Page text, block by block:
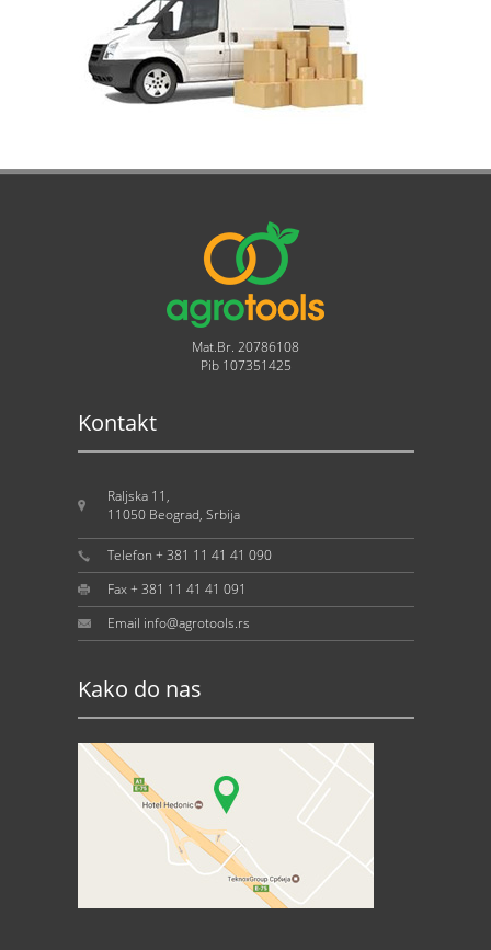
Mat.Br. 20786108
Pib 107351425
Kontakt
Raljska 11,
11050 Beograd, Srbija
Telefon + 381 11 41 41 090
Fax + 381 11 41 41 091
Email info@agrotools.rs
Kako do nas